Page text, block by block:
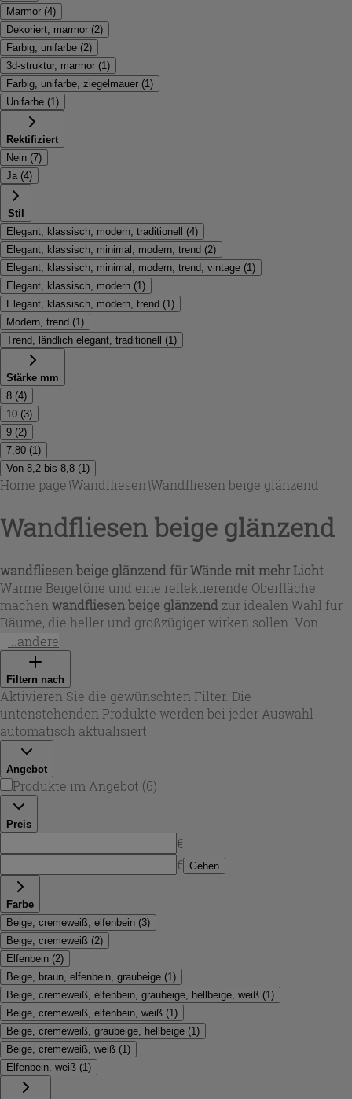
Marmor (4)
Dekoriert, marmor (2)
Farbig, unifarbe (2)
3d-struktur, marmor (1)
Farbig, unifarbe, ziegelmauer (1)
Unifarbe (1)
Rektifiziert
Nein (7)
Ja (4)
Stil
Elegant, klassisch, modern, traditionell
(4)
Elegant, klassisch, minimal, modern, trend (2)
Elegant, klassisch, minimal, modern, trend, vintage (1)
Elegant, klassisch, modern (1)
Elegant, klassisch, modern, trend (1)
Modern, trend (1)
Trend, ländlich elegant, traditionell
(1)
Stärke mm
8 (4)
10 (3)
9 (2)
7,80 (1)
Von 8,2 bis 8,8 (1)
Home page\Wandfliesen \Wandfliesen beige glänzend
Wandfliesen beige glänzend
wandfliesen beige glänzend für Wände mit mehr Licht
Warme Beigetöne und eine reflektierende Oberfläche
machen wandfliesen beige glänzend zur idealen Wahl für
Räume, die heller und großzügiger wirken sollen. Von
zartem Elfenbein über Creme bis hin zu Haselnuss- und
Graubeige-Nuancen entsteht ein harmonisches
Gesamtbild, das zu modernen wie klassischen
Einrichtungsstilen passt. In dieser Auswahl finden Sie
sowohl ruhige, einfarbige Looks als auch lebendige
Maserungen in Travertin-, Marmor- oder Onyxoptik –
perfekt, wenn Sie Wandflächen elegant aufwerten
...andere
Filtern nach
Aktivieren Sie die gewünschten Filter. Die
untenstehenden Produkte werden bei jeder Auswahl
automatisch aktualisiert.
Angebot
Produkte im Angebot (6)
Preis
€ -
€ Gehen
Farbe
Beige, cremeweiß, elfenbein (3)
Beige, cremeweiß (2)
Elfenbein (2)
Beige, braun, elfenbein, graubeige (1 )
Beige, cremeweiß, elfenbein, graubeige, hellbeige, weiß (1 )
Beige, cremeweiß, elfenbein, weiß (1 )
Beige, cremeweiß, graubeige, hellbeige (1 )
Beige, cremeweiß, weiß (1 )
Elfenbein, weiß (1 )